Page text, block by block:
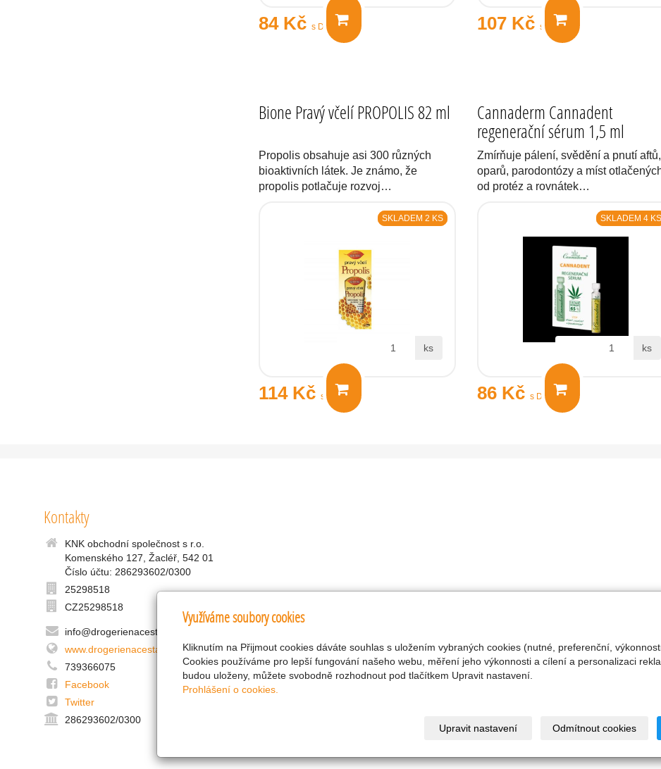
84 Kč s DPH 107 Kč s DPH
Bione Pravý včelí PROPOLIS 82 ml
Propolis obsahuje asi 300 různých
bioaktivních látek. Je známo, že
propolis potlačuje rozvoj…
SKLADEM 2 KS
114 Kč s DPH
ks
Cannaderm Cannadent
regenerační sérum 1,5 ml
Zmírňuje pálení, svědění a pnutí aftů,
oparů, parodontózy a míst
od protéz a rovnátek…
SKLADEM 4 KS
86 Kč s DPH
ks
Kontakty
KNK obchodní společnost s r.o.
Komenského 127, Žacléř, 542 01
Číslo účtu: 286293602/0300
25298518
CZ25298518
info@drogerienacestach.cz
www.drogerienacestach.cz
739366075
Facebook
Twitter
286293602/0300
Využíváme soubory cookies
Kliknutím na Přijmout cookies dáváte souhlas s uložením vybraných cookies (nutné, preferenční,
Cookies používáme pro lepší fungování našeho webu, měření jeho výkonnosti a cílení a personalizaci
budou uloženy, můžete svobodně rozhodnout pod tlačítkem Upravit nastavení.
Prohlášení o cookies.
Upravit nastavení Odmítnout cookies